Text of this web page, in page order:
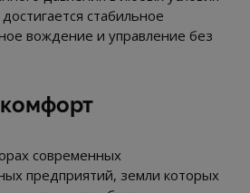
стабильное
вождение и управление без
современных
предприятий, земли которых